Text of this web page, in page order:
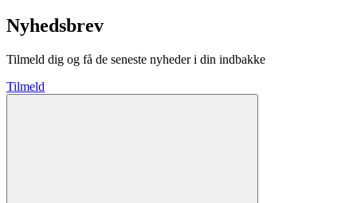
Nyhedsbrev
Tilmeld dig og få de seneste nyheder i din indbakke
Tilmeld